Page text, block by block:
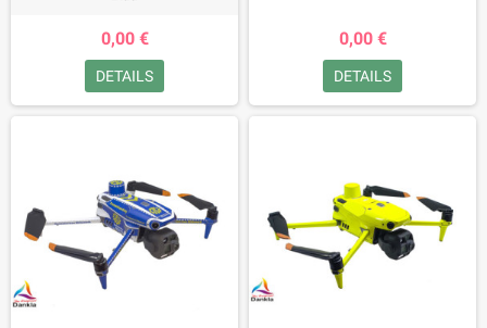
0,00 €
DETAILS
0,00 €
DETAILS